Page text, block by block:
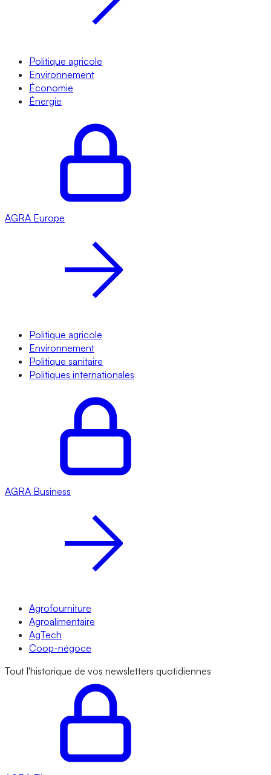
Politique agricole
Environnement
Économie
Énergie
AGRA Europe
Politique agricole
Environnement
Politique sanitaire
Politiques internationales
AGRA Business
Agrofourniture
Agroalimentaire
AgTech
Coop-négoce
Tout l'historique de vos newsletters quotidiennes